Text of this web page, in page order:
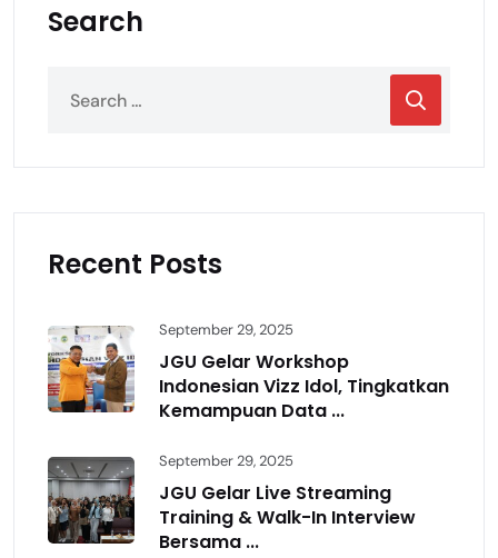
Search
Recent Posts
September 29, 2025
JGU Gelar Workshop
Indonesian Vizz Idol, Tingkatkan
Kemampuan Data ...
September 29, 2025
JGU Gelar Live Streaming
Training & Walk-In Interview
Bersama ...